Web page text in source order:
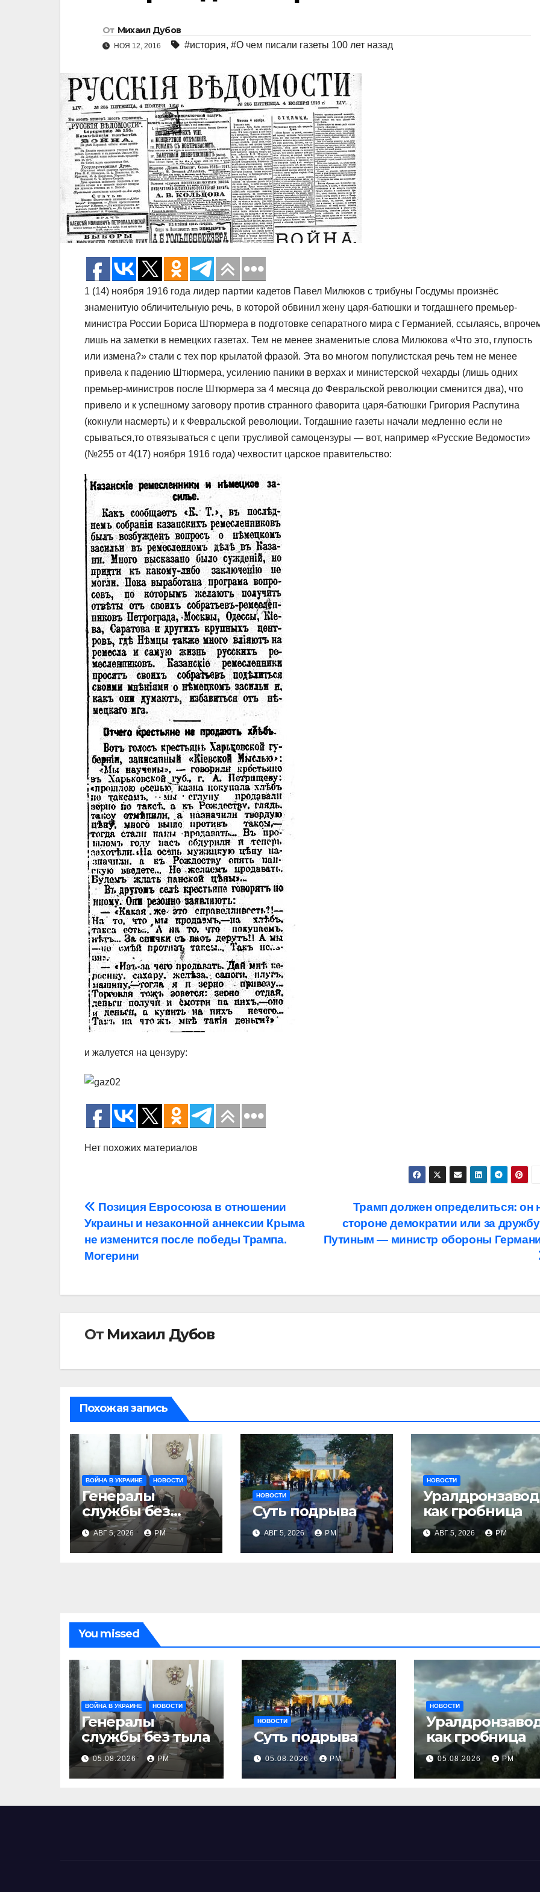
От Михаил Дубов
НОЯ 12, 2016 #история, #О чем писали газеты 100 лет назад
1 (14) ноября 1916 года лидер партии кадетов Павел Милюков с трибуны Госдумы произнёс
знаменитую обличительную речь, в которой обвинил жену царя-батюшки и тогдашнего премьер-
министра России Бориса Штюрмера в подготовке сепаратного мира с Германией, ссылаясь,
лишь на заметки в немецких газетах. Тем не менее знаменитые слова Милюкова «Что это, глупость
или измена?» стали с тех пор крылатой фразой. Эта во многом популистская речь тем не менее
привела к падению Штюрмера, усилению паники в верхах и министерской чехарды (лишь одних
премьер-министров после Штюрмера за 4 месяца до Февральской революции сменится два), что
привело и к успешному заговору против странного фаворита царя-батюшки Григория Распутина
(кокнули насмерть) и к Февральской революции. Тогдашние газеты начали медленно если не
срываться,то отвязываться с цепи трусливой самоцензуры — вот, например «Русские Ведомости»
(№255 от 4(17) ноября 1916 года) чехвостит царское правительство:
и жалуется на цензуру:
Нет похожих материалов
Навигация
по
записям
Трамп должен определиться: он
стороне демократии или за
Путиным — министр обороны
Позиция Евросоюза в отношении
Украины и незаконной аннексии Крыма
не изменится после победы Трампа.
Могерини
От Михаил Дубов
Похожая запись
ВОЙНА В УКРАИНЕ НОВОСТИ
Генералы
службы без
тыла
АВГ 5, 2026 РМ
НОВОСТИ
Суть подрыва
АВГ 5, 2026 РМ
НОВОСТИ
Уралдронзавод
как гробница
АВГ 5, 2026 РМ
You missed
ВОЙНА В УКРАИНЕ НОВОСТИ
Генералы
службы без тыла
05.08.2026 РМ
НОВОСТИ
Суть подрыва
05.08.2026 РМ
НОВОСТИ
как гробница
05.08.2026 РМ